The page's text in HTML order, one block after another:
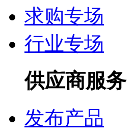
求购专场
行业专场
供应商服务
发布产品